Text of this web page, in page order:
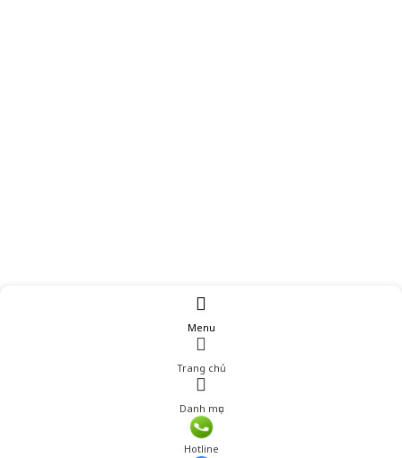
Menu
Trang chủ
Danh mục
Hotline